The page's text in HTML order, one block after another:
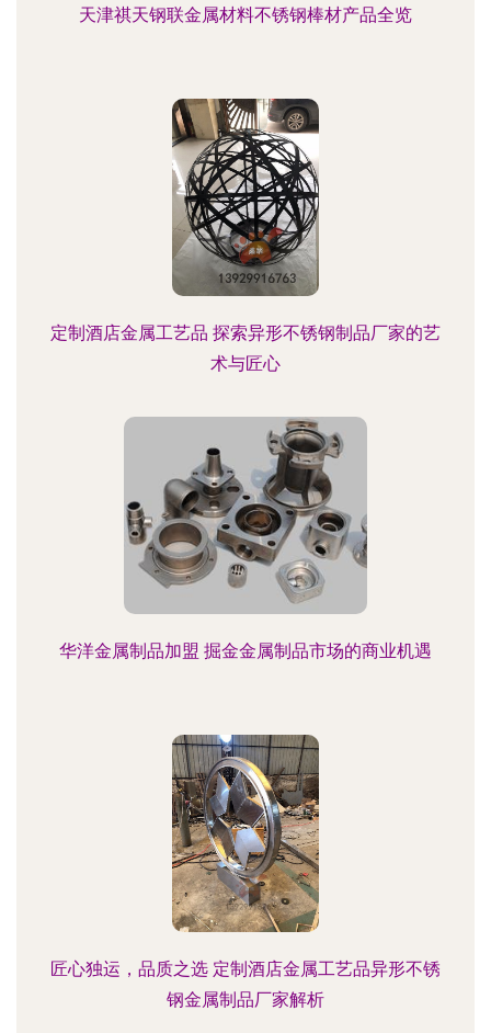
天津祺天钢联金属材料不锈钢棒材产品全览
定制酒店金属工艺品 探索异形不锈钢制品厂家的艺
术与匠心
华洋金属制品加盟 掘金金属制品市场的商业机遇
匠心独运，品质之选 定制酒店金属工艺品异形不锈
钢金属制品厂家解析